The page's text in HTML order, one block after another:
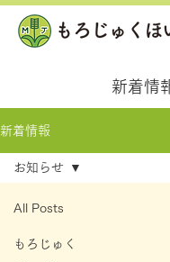
新着情
新着情報
All Posts
もろじゅく
お知らせ